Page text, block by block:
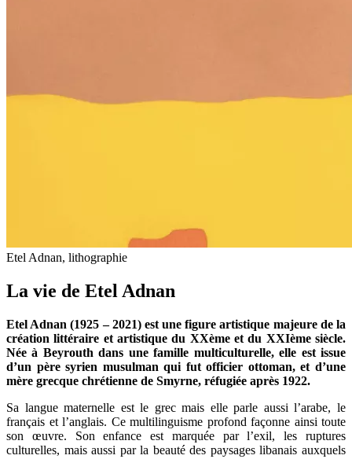
Etel Adnan, lithographie
La vie de Etel Adnan
Etel Adnan (1925 – 2021) est une figure artistique majeure de la
création littéraire et artistique du XXème et du XXIème siècle.
Née à Beyrouth dans une famille multiculturelle, elle est issue
d’un père syrien musulman qui fut officier ottoman, et d’une
mère grecque chrétienne de Smyrne, réfugiée après 1922.
Sa langue maternelle est le grec mais elle parle aussi l’arabe, le
français et l’anglais. Ce multilinguisme profond façonne ainsi toute
son œuvre. Son enfance est marquée par l’exil, les ruptures
culturelles, mais aussi par la beauté des paysages libanais auxquels